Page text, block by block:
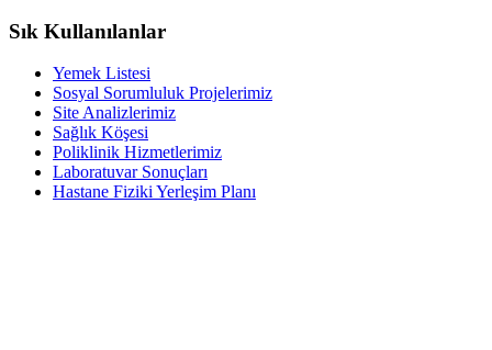
Sık Kullanılanlar
Yemek Listesi
Sosyal Sorumluluk Projelerimiz
Site Analizlerimiz
Sağlık Köşesi
Poliklinik Hizmetlerimiz
Laboratuvar Sonuçları
Hastane Fiziki Yerleşim Planı